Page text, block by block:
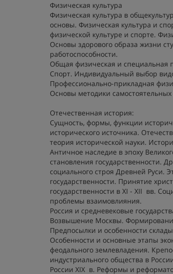
Физическая культура
Физическая культура в
основы. Физическая культура и
физической культуре и спорте.
Основы здорового образа жизни
работоспособности.
Общая физическая и специальная
Спорт. Индивидуальный выбор
Профессионально-прикладная
Основы методики
Отечественная история:
Сущность, формы, функции
исторического источника.
теория исторической науки.
Античное наследие в эпоху
становления государственности.
социального строя Древней Руси.
государственности. Принятие
государственности в XI - XII вв.
проблемы взаимовлияния.
Россия и средневековые
Возвышение Москвы.
Предпосылки и особенности
Особенности и основные этапы
феодального землевладения.
индустриального общества в
России XIX в. Реформы и